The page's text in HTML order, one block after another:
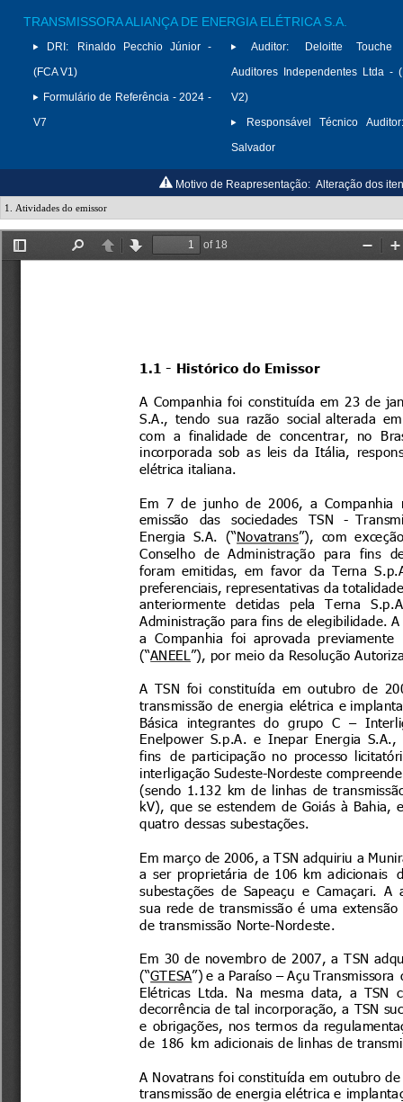
TRANSMISSORA ALIANÇA DE ENERGIA ELÉTRICA S.A.
DRI:
Rinaldo Pecchio Júnior -
(FCA V1)
Formulário de Referência - 2024 -
V7
Auditor:
Deloitte Touche
Auditores Independentes Ltda -
V2)
Responsável Técnico Auditor:
Salvador
Motivo de Reapresentação: Alteração dos